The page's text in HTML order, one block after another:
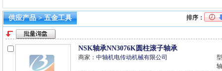
供应产品 > 五金工具 排序：
NSK轴承NN3076K圆柱滚子轴承
商家：中轴机电传动机械有限公司